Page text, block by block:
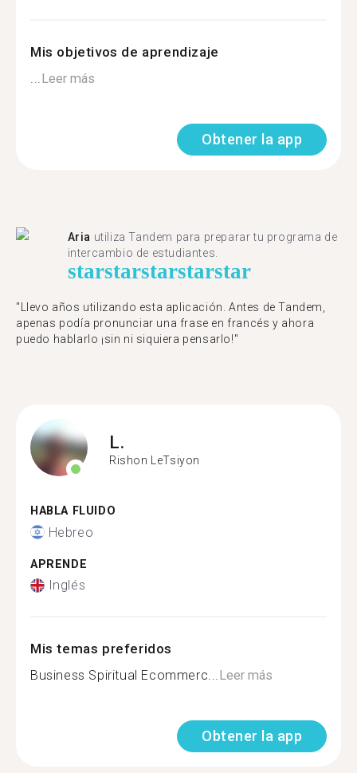
Mis objetivos de aprendizaje
...Leer más
Obtener la app
Aria utiliza Tandem para preparar tu programa de
intercambio de estudiantes.
starstarstarstarstar
"Llevo años utilizando esta aplicación. Antes de Tandem,
apenas podía pronunciar una frase en francés y ahora
puedo hablarlo ¡sin ni siquiera pensarlo!"
L.
Rishon LeTsiyon
HABLA FLUIDO
Hebreo
APRENDE
Inglés
Mis temas preferidos
Business Spiritual Ecommerc...Leer más
Obtener la app